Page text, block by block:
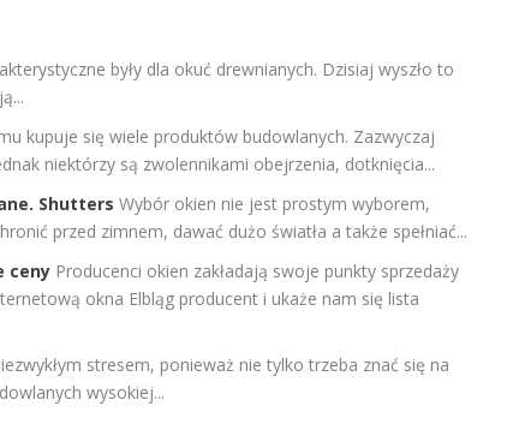
były dla okuć drewnianych. Dzisiaj wyszło to
kupuje się wiele produktów budowlanych. Zazwyczaj
niektórzy są zwolennikami obejrzenia, dotknięcia...
Shutters Wybór okien nie jest prostym wyborem,
przed zimnem, dawać dużo światła a także spełniać...
ceny Producenci okien zakładają swoje punkty sprzedaży
okna Elbląg producent i ukaże nam się lista
stresem, ponieważ nie tylko trzeba znać się na
wysokiej...